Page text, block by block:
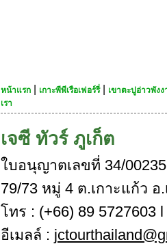
หน้าแรก เกาะพีพีเรือเฟอร์รี่|
เขาตะปูอ่าวพัง
เรา
เจซี ทัวร์ ภูเก็ต
ใบอนุญาตเลขที่ 34/
79/73 หมู่ 4 ต.เกาะแก้ว อ
โทร : (+66) 89 5727603
อีเมลล์ :